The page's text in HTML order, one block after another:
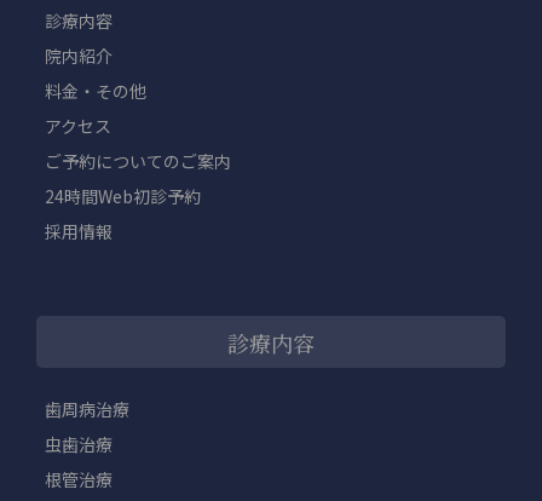
診療内容
院内紹介
料金・その他
アクセス
ご予約についてのご案内
24時間Web初診予約
採用情報
診療内容
歯周病治療
虫歯治療
根管治療